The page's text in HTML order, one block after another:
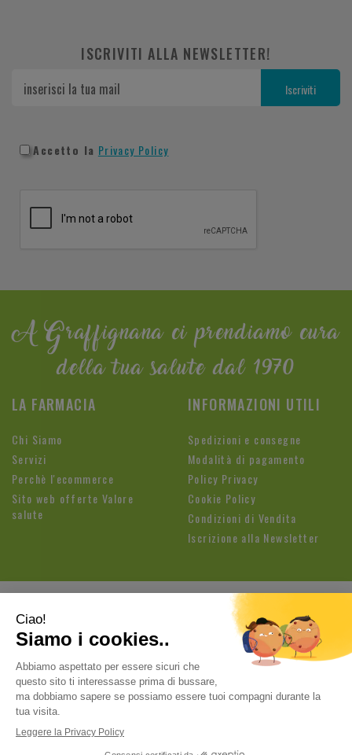
ISCRIVITI ALLA NEWSLETTER!
Accetto la Privacy Policy
A Graffignana ci prendiamo cura
della tua salute dal 1970
LA FARMACIA
Chi Siamo
Servizi
Perchè l'ecommerce
Sito web offerte Valore
salute
INFORMAZIONI UTILI
Spedizioni e consegne
Modalità di pagamento
Policy Privacy
Cookie Policy
Condizioni di Vendita
Iscrizione alla Newsletter
Farmacia Fioroni di Brandolese Paolo
Cavallotti, 3 26813 Graffignana (LO) | Tel.: